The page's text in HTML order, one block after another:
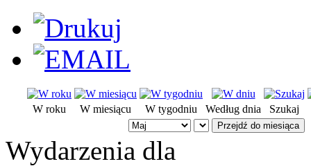
W roku W miesiącu W tygodniu Według dnia Szukaj
Przejdź do miesiąca
Wydarzenia dla